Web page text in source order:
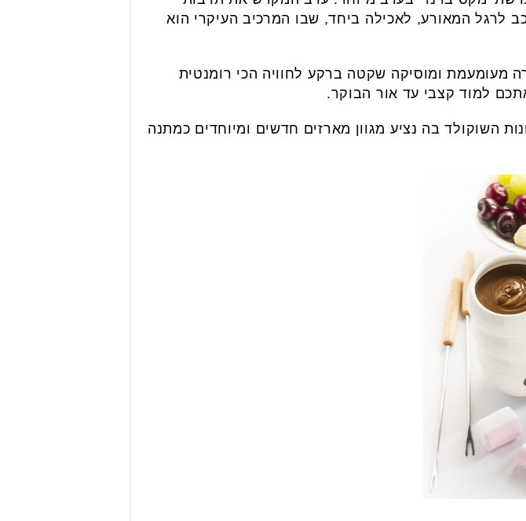
לרגל המאורע, לאכילה ביחד, שבו המרכיב העיקרי הוא
מעומעמת ומוסיקה שקטה ברקע לחוויה הכי רומנטית
למוד קצבי עד אור הבוקר.
השוקולד בה נציע מגוון מארזים חדשים ומיוחדים כמתנה